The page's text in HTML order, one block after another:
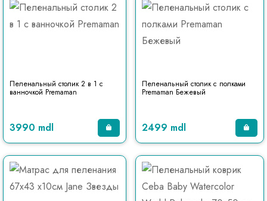
Пеленальный столик 2 в 1 с
ванночкой Premaman
3990 mdl
Пеленальный столик с полками
Premaman Бежевый
2499 mdl